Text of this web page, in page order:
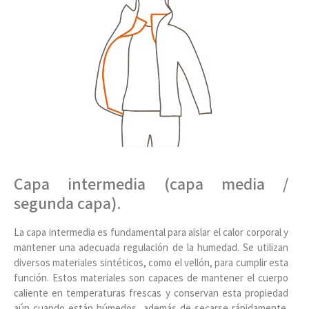
Capa intermedia (capa media /
segunda capa).
La capa intermedia es fundamental para aislar el calor corporal y
mantener una adecuada regulación de la humedad. Se utilizan
diversos materiales sintéticos, como el vellón, para cumplir esta
función. Estos materiales son capaces de mantener el cuerpo
caliente en temperaturas frescas y conservan esta propiedad